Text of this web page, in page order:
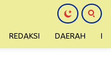
REDAKSI DAERAH